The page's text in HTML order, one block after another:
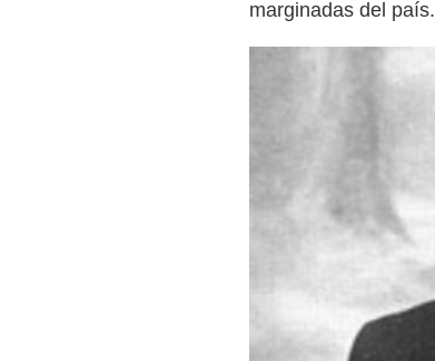
marginadas del país.